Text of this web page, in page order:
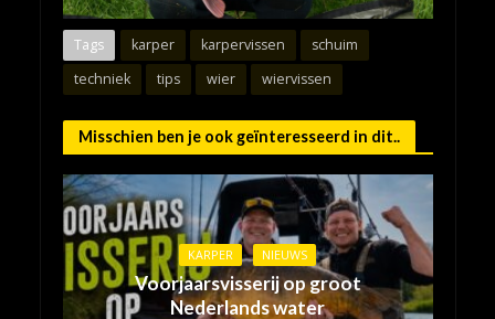
Tags karper karpervissen
schuim
techniek
tips wier wiervissen
Misschien ben je ook geïnteresseerd in dit..
KARPER NIEUWS
Voorjaarsvisserij op groot
Nederlands water